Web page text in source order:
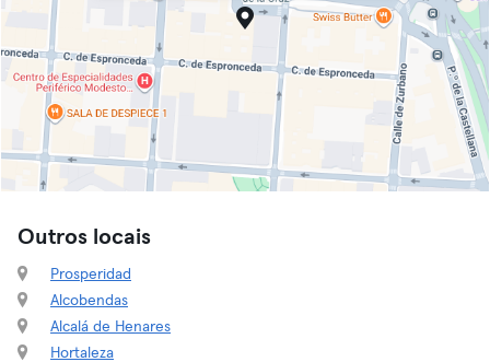
Outros locais
Prosperidad
Alcobendas
Alcalá de Henares
Hortaleza